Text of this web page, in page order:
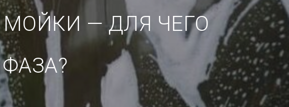
— ДЛЯ ЧЕГО